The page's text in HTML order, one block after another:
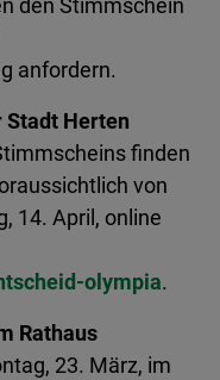
den Stimmschein
anfordern.
Stadt Herten
finden
von
14. April, online
olympia.
Rathaus
23. März, im